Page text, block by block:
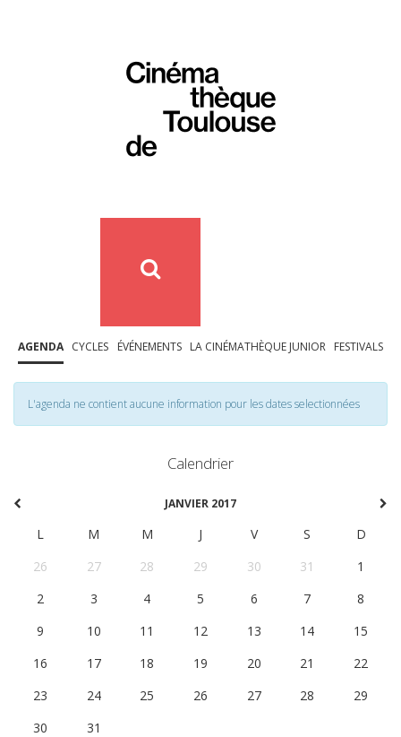
AGENDA CYCLES ÉVÉNEMENTS LA CINÉMATHÈQUE JUNIOR FESTIVALS
L'agenda ne contient aucune information pour les dates selectionnées
Calendrier
JANVIER 2017
L M M J V S
D
26
27 28 29 30 31
1
2
3 4 5 6 7
8
9
10 11 12 13 14
15
16
17 18 19 20 21
22
23
24 25 26 27 28
29
30
31